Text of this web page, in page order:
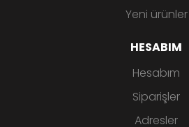
Yeni ürünler
HESABIM
Hesabım
Siparişler
Adresler